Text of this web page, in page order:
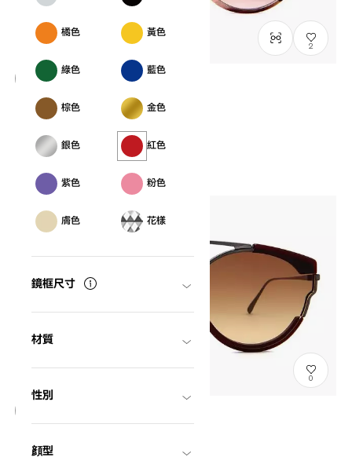
橘色 黃色
綠色 藍色
棕色 金色
銀色 紅色
紫色 粉色
膚色 花樣
鏡框尺寸
材質
性別
顔型
2
等待進貨
OWNDAYS | SUN
Size: L
HK$880.00
0
+NICHE